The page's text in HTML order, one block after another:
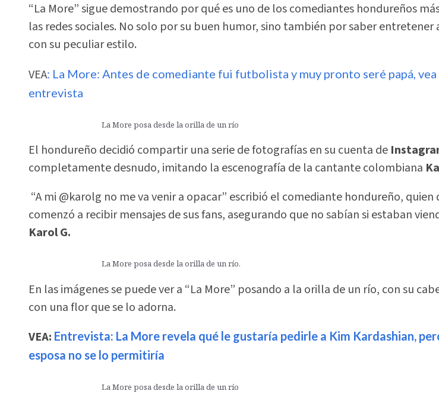
“La More” sigue demostrando por qué es uno de los comediantes hondureños
las redes sociales. No solo por su buen humor, sino también por saber entretener
con su peculiar estilo.
VEA: La More: Antes de comediante fui futbolista y muy pronto seré papá, vea
entrevista
La More posa desde la orilla de un río
El hondureño decidió compartir una serie de fotografías en su cuenta de
completamente desnudo, imitando la escenografía de la cantante colombiana
“A mi @karolg no me va venir a opacar” escribió el comediante hondureño,
comenzó a recibir mensajes de sus fans, asegurando que no sabían si estaban
Karol G.
La More posa desde la orilla de un río.
En las imágenes se puede ver a “La More” posando a la orilla de un río, con su
con una flor que se lo adorna.
VEA: Entrevista: La More revela qué le gustaría pedirle a Kim Kardashian,
esposa no se lo permitiría
La More posa desde la orilla de un río